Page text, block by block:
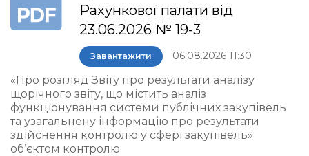
Рахункової палати від
23.06.2026 № 19-3
Завантажити 06.08.2026 11:30
«Про розгляд Звіту про результати аналізу
щорічного звіту, що містить аналіз
функціонування системи публічних закупівель
та узагальнену інформацію про результати
здійснення контролю у сфері закупівель»
об’єктом контролю